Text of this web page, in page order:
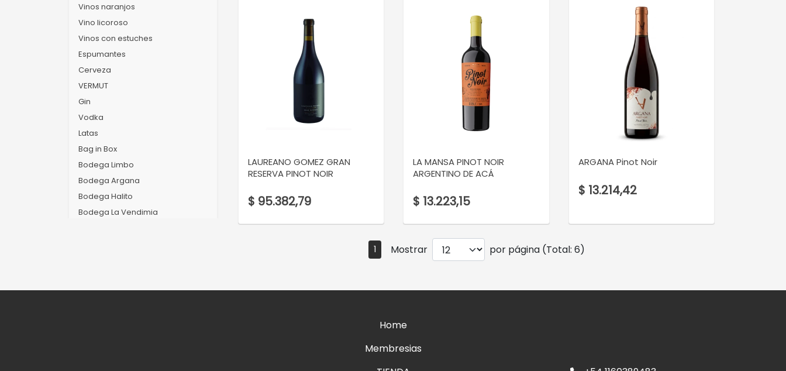
Vinos naranjos
Vino licoroso
Vinos con estuches
Espumantes
Cerveza
VERMUT
Gin
Vodka
Latas
Bag in Box
Bodega Limbo
Bodega Argana
Bodega Halito
Bodega La Vendimia
Bodega La Mansa
LAUREANO GOMEZ GRAN
RESERVA PINOT NOIR
$ 95.382,79
VER DETALLE
LA MANSA PINOT NOIR
ARGENTINO DE ACÁ
$ 13.223,15
VER DETALLE
ARGANA Pinot Noir
$ 13.214,42
VER DETALLE
1 Mostrar por página (Total: 6)
Home
Membresias